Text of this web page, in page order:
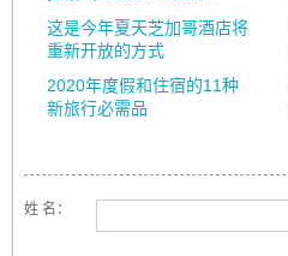
这是今年夏天芝加哥酒店将
重新开放的方式
2020年度假和住宿的11种
新旅行必需品
姓 名：